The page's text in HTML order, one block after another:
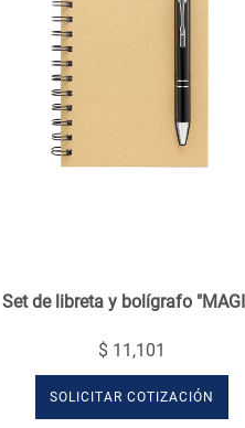
Set de libreta y bolígrafo
$ 11,101
SOLICITAR COTIZACIÓN